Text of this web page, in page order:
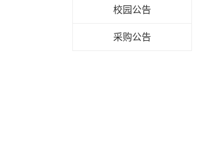
校园公告
采购公告